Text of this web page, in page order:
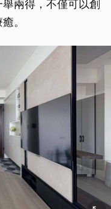
兩得，不僅可以創
。